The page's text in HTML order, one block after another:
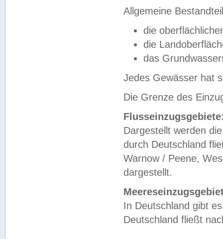
Allgemeine
die
die
das
Jedes Gewässer hat
Die Grenze des
Dargestellt werden
durch Deutschland
Warnow / Peene,
dargestellt.
In Deutschland gibt
Deutschland fließt